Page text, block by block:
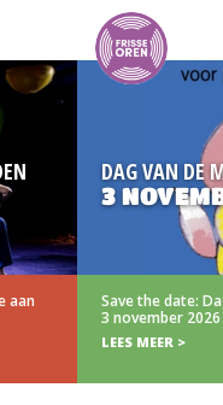
DAG VAN DE
3
Save the date:
3 november 2026
LEES MEER >